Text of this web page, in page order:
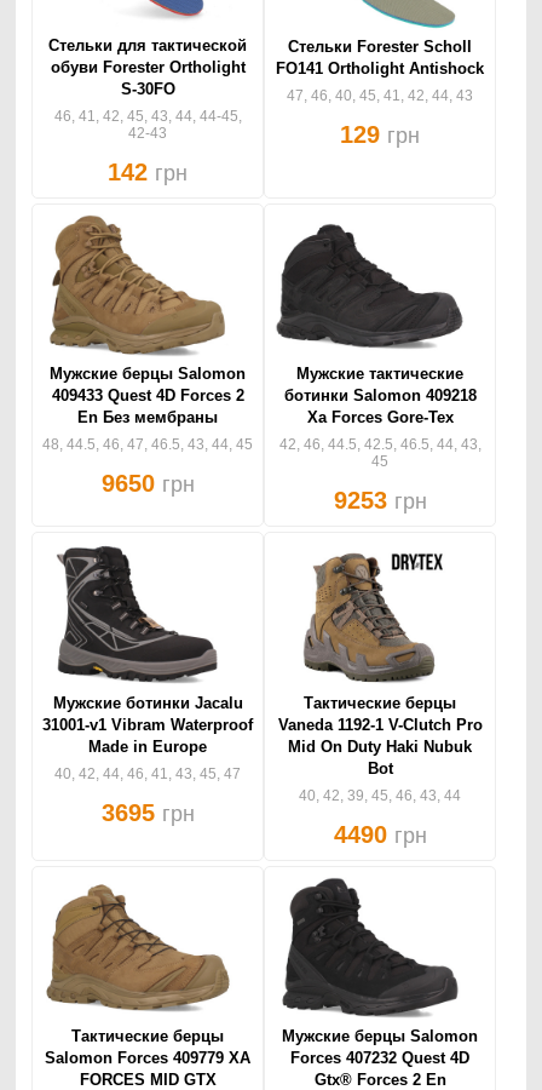
Стельки для тактической
обуви Forester Ortholight
S-30FO
46, 41, 42, 45, 43, 44, 44-45,
42-43
142 грн
Стельки Forester Scholl
FO141 Ortholight Antishock
47, 46, 40, 45, 41, 42, 44, 43
129 грн
Мужские берцы Salomon
409433 Quest 4D Forces 2
En Без мембраны
48, 44.5, 46, 47, 46.5, 43, 44, 45
9650 грн
Мужские тактические
ботинки Salomon 409218
Xa Forces Gore-Tex
42, 46, 44.5, 42.5, 46.5, 44, 43,
45
9253 грн
Мужские ботинки Jacalu
31001-v1 Vibram Waterproof
Made in Europe
40, 42, 44, 46, 41, 43, 45, 47
3695 грн
Тактические берцы
Vaneda 1192-1 V-Clutch Pro
Mid On Duty Haki Nubuk
Bot
40, 42, 39, 45, 46, 43, 44
4490 грн
Тактические берцы
Salomon Forces 409779 XA
FORCES MID GTX
Мужские берцы Salomon
Forces 407232 Quest 4D
Gtx® Forces 2 En